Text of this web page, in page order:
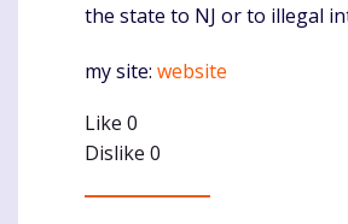
the state to NJ or to illegal
my site: website
Like 0
Dislike 0